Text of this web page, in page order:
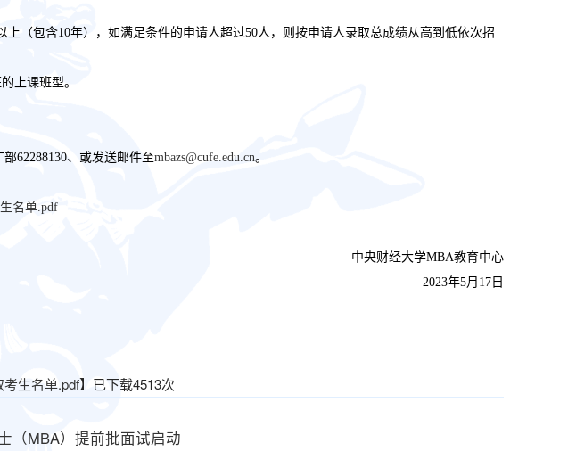
上（包含10年），如满足条件的申请人超过50人，则按申请人录取总成绩从高到低依次招
上课班型。
部62288130、或发送邮件至mbazs@cufe.edu.cn。
名单.pdf
中央财经大学MBA教育中心
2023年5月 17 日
生名单.pdf】已下载4513次
（MBA）提前批面试启动